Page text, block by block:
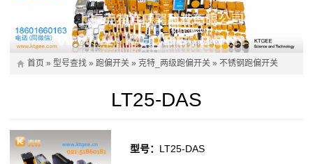
首页 » 型号查找 » 跑偏开关 » 克特_两级跑偏开关 » 不锈钢跑偏开关
LT25-DAS
型号： LT25-DAS